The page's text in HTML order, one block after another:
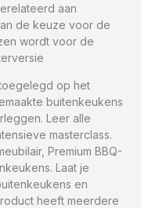
aan
de keuze voor de
wordt voor de
op het
buitenkeukens
Leer alle
masterclass.
Premium BBQ-
Laat je
en
heeft meerdere